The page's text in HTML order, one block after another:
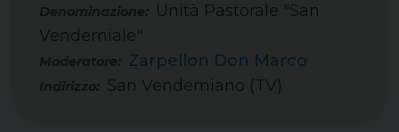
Unità Pastorale "San
Vendemiale"
Moderatore: Zarpellon Don Marco
Indirizzo: San Vendemiano (TV)